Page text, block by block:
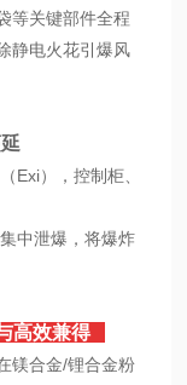
等关键部件全程
静电火花引爆风
Exi），控制柜、
中泄爆，将爆炸
高效兼得
镁合金/锂合金粉